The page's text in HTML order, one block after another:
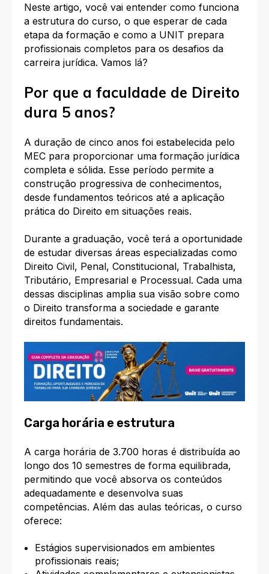
Neste artigo, você vai entender como funciona
a estrutura do curso, o que esperar de cada
etapa da formação e como a UNIT prepara
profissionais completos para os desafios da
carreira jurídica. Vamos lá?
Por que a faculdade de Direito
dura 5 anos?
A duração de cinco anos foi estabelecida pelo
MEC para proporcionar uma formação jurídica
completa e sólida. Esse período permite a
construção progressiva de conhecimentos,
desde fundamentos teóricos até a aplicação
prática do Direito em situações reais.​
Durante a graduação, você terá a oportunidade
de estudar diversas áreas especializadas como
Direito Civil, Penal, Constitucional, Trabalhista,
Tributário, Empresarial e Processual. Cada uma
dessas disciplinas amplia sua visão sobre como
o Direito transforma a sociedade e garante
direitos fundamentais.
Carga horária e estrutura
A carga horária de 3.700 horas é distribuída ao
longo dos 10 semestres de forma equilibrada,
permitindo que você absorva os conteúdos
adequadamente e desenvolva suas
competências. Além das aulas teóricas, o curso
oferece:​
Estágios supervisionados em ambientes
profissionais reais;